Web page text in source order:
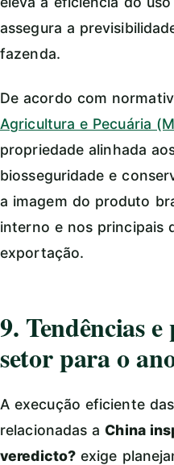
assegura a
fazenda.
De acordo com
Agricultura e Pecuária
propriedade alinhada
biosseguridade e
a imagem do produto
interno e nos principais
exportação.
9. Tendências
setor para o
A execução eficiente
relacionadas aChina
veredicto? exige